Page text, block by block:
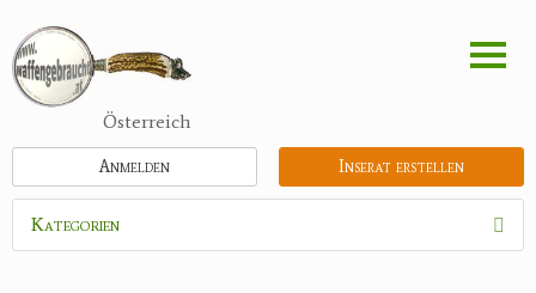
zum
Inhalt
Österreich
Inserat erstellen
Anmelden
Kategorien